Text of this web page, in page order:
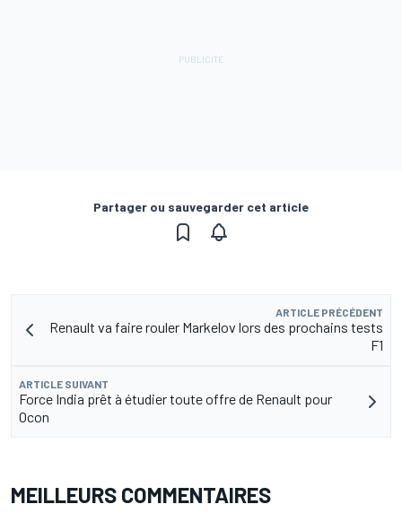
Partager ou sauvegarder cet article
ARTICLE PRÉCÉDENT
Renault va faire rouler Markelov lors des prochains tests
F1
ARTICLE SUIVANT
Force India prêt à étudier toute offre de Renault pour
Ocon
MEILLEURS COMMENTAIRES